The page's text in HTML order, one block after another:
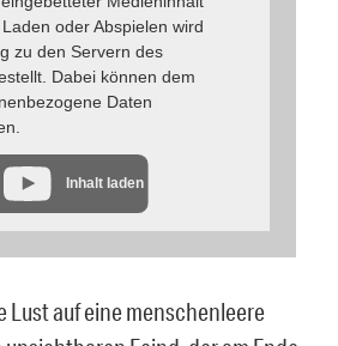
oder Abspielen wird
zu den Servern des
Dabei können dem
Daten
Inhalt laden
Lust auf eine menschenleere